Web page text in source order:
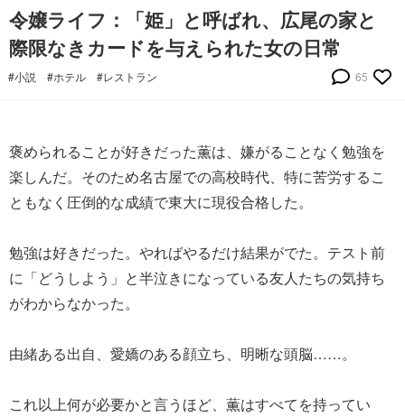
令嬢ライフ：「姫」と呼ばれ、広尾の家と
際限なきカードを与えられた女の日常
#小説 #ホテル #レストラン 65
褒められることが好きだった薫は、嫌がることなく勉強を
楽しんだ。そのため名古屋での高校時代、特に苦労するこ
ともなく圧倒的な成績で東大に現役合格した。
勉強は好きだった。やればやるだけ結果がでた。テスト前
に「どうしよう」と半泣きになっている友人たちの気持ち
がわからなかった。
由緒ある出自、愛嬌のある顔立ち、明晰な頭脳……。
これ以上何が必要かと言うほど、薫はすべてを持ってい